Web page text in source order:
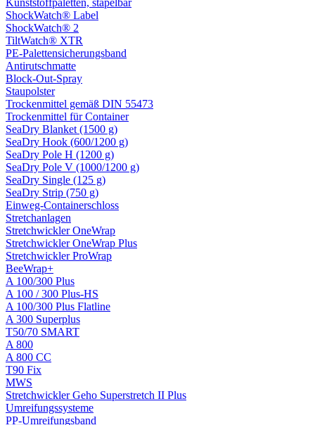
Kunststoffpaletten, stapelbar
ShockWatch® Label
ShockWatch® 2
TiltWatch® XTR
PE-Palettensicherungsband
Antirutschmatte
Block-Out-Spray
Staupolster
Trockenmittel gemäß DIN 55473
Trockenmittel für Container
SeaDry Blanket (1500 g)
SeaDry Hook (600/1200 g)
SeaDry Pole H (1200 g)
SeaDry Pole V (1000/1200 g)
SeaDry Single (125 g)
SeaDry Strip (750 g)
Einweg-Containerschloss
Stretchanlagen
Stretchwickler OneWrap
Stretchwickler OneWrap Plus
Stretchwickler ProWrap
BeeWrap+
A 100/300 Plus
A 100 / 300 Plus-HS
A 100/300 Plus Flatline
A 300 Superplus
T50/70 SMART
A 800
A 800 CC
T90 Fix
MWS
Stretchwickler Geho Superstretch II Plus
Umreifungssysteme
PP-Umreifungsband